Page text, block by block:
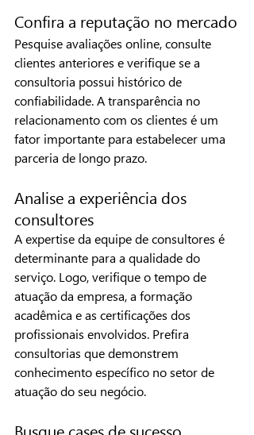
Confira a reputação no mercado
Pesquise avaliações online, consulte
clientes anteriores e verifique se a
consultoria possui histórico de
confiabilidade. A transparência no
relacionamento com os clientes é um
fator importante para estabelecer uma
parceria de longo prazo.
Analise a experiência dos
consultores
A expertise da equipe de consultores é
determinante para a qualidade do
serviço. Logo, verifique o tempo de
atuação da empresa, a formação
acadêmica e as certificações dos
profissionais envolvidos. Prefira
consultorias que demonstrem
conhecimento específico no setor de
atuação do seu negócio.
Busque cases de sucesso